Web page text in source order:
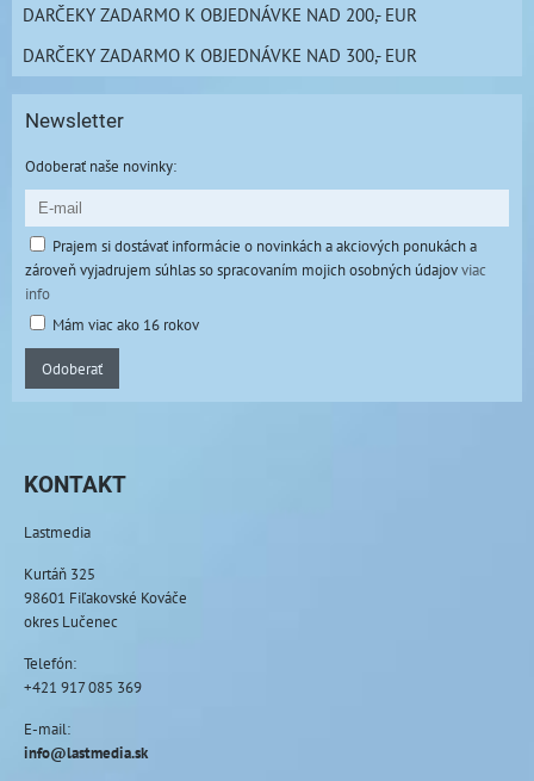
DARČEKY ZADARMO K OBJEDNÁVKE NAD 200,- EUR
DARČEKY ZADARMO K OBJEDNÁVKE NAD 300,- EUR
Newsletter
Odoberať naše novinky:
Prajem si dostávať informácie o novinkách a akciových ponukách a
zároveň vyjadrujem súhlas so spracovaním mojich osobných údajovviac
info
Mám viac ako 16 rokov
Odoberať
KONTAKT
Lastmedia
Kurtáň 325
98601 Fiľakovské Kováče
okres Lučenec
Telefón:
+421 917 085 369
E-mail:
info@lastmedia.sk